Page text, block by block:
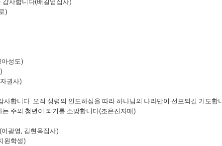
감사합니다(배길염집사)
)
아성도)
권사)
합니다. 오직 성령의 인도하심을 따라 하나님의 나라만이 선포되길 기도합
주의 청년이 되기를 소망합니다(조은진자매)
광영, 김현옥집사)
원학생)